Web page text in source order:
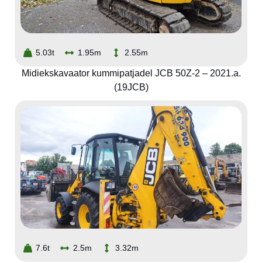
5.03t 1.95m 2.55m
Midiekskavaator kummipatjadel JCB 50Z-2 – 2021.a.
(19JCB)
7.6t 2.5m 3.32m